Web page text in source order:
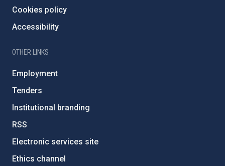
Cookies policy
Accessibility
OTHER LINKS
Employment
Tenders
Institutional branding
RSS
Electronic services site
Ethics channel